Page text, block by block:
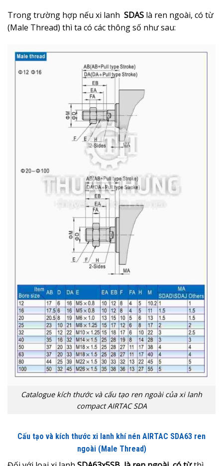
Trong trường hợp nếu xi lanh SDAS là ren ngoài, có từ
(Male Thread) thì ta có các thông số như sau:
Catalogue kích thước và cấu tạo ren ngoài của xi lanh
compact AIRTAC SDA
Cấu tạo và kích thước xi lanh khí nén AIRTAC SDA63 ren
ngoài (Male Thread)